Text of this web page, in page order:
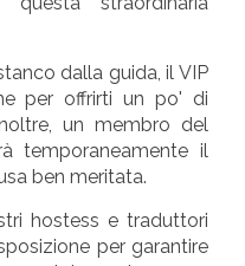
dalla guida, il VIP
per offrirti un po' di
un membro del
temporaneamente il
ben meritata.
hostess e traduttori
per garantire